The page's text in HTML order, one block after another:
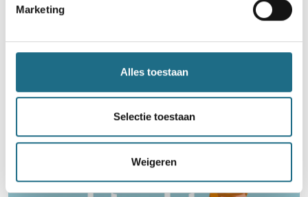
Marketing
Alles toestaan
Selectie toestaan
Weigeren
ballonvaart
Neem deel